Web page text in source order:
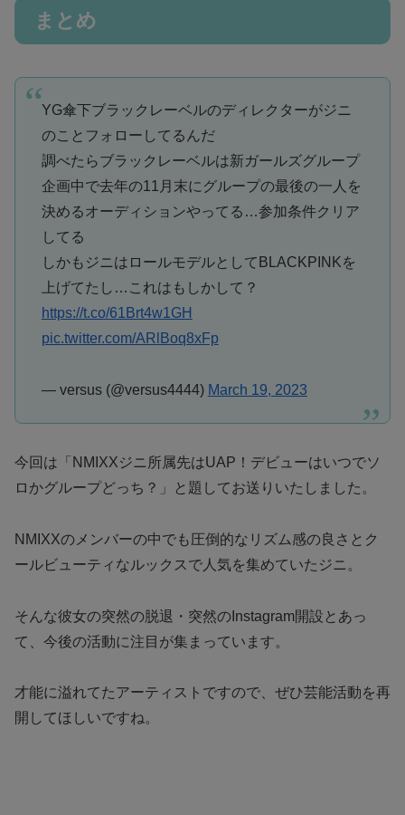
まとめ
YG傘下ブラックレーベルのディレクターがジニ
のことフォローしてるんだ
調べたらブラックレーベルは新ガールズグループ
企画中で去年の11月末にグループの最後の一人を
決めるオーディションやってる…参加条件クリア
してる
しかもジニはロールモデルとしてBLACKPINKを
上げてたし…これはもしかして？
https://t.co/61Brt4w1GH
pic.twitter.com/ARlBoq8xFp
— versus (@versus4444) March 19, 2023
今回は「NMIXXジニ所属先はUAP！デビューはいつでソ
ロかグループどっち？」と題してお送りいたしました。
NMIXXのメンバーの中でも圧倒的なリズム感の良さとク
ールビューティなルックスで人気を集めていたジニ。
そんな彼女の突然の脱退・突然のInstagram開設とあっ
て、今後の活動に注目が集まっています。
才能に溢れてたアーティストですので、ぜひ芸能活動を再
開してほしいですね。